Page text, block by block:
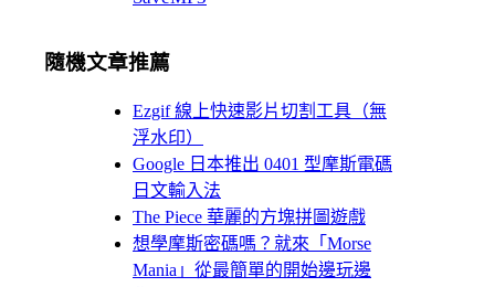
隨機文章推薦
Ezgif 線上快速影片切割工具（無
浮水印）
Google 日本推出 0401 型摩斯電碼
日文輸入法
The Piece 華麗的方塊拼圖遊戲
想學摩斯密碼嗎？就來「Morse
Mania」從最簡單的開始邊玩邊